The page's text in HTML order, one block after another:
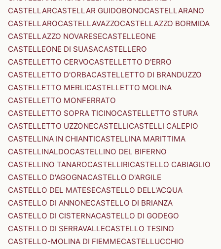
CASTELLARCASTELLAR GUIDOBONOCASTELLARANO
CASTELLAROCASTELLAVAZZOCASTELLAZZO BORMIDA
CASTELLAZZO NOVARESECASTELLEONE
CASTELLEONE DI SUASACASTELLERO
CASTELLETTO CERVOCASTELLETTO D'ERRO
CASTELLETTO D'ORBACASTELLETTO DI BRANDUZZO
CASTELLETTO MERLICASTELLETTO MOLINA
CASTELLETTO MONFERRATO
CASTELLETTO SOPRA TICINOCASTELLETTO STURA
CASTELLETTO UZZONECASTELLICASTELLI CALEPIO
CASTELLINA IN CHIANTICASTELLINA MARITTIMA
CASTELLINALDOCASTELLINO DEL BIFERNO
CASTELLINO TANAROCASTELLIRICASTELLO CABIAGLIO
CASTELLO D'AGOGNACASTELLO D'ARGILE
CASTELLO DEL MATESECASTELLO DELL'ACQUA
CASTELLO DI ANNONECASTELLO DI BRIANZA
CASTELLO DI CISTERNACASTELLO DI GODEGO
CASTELLO DI SERRAVALLECASTELLO TESINO
CASTELLO-MOLINA DI FIEMMECASTELLUCCHIO